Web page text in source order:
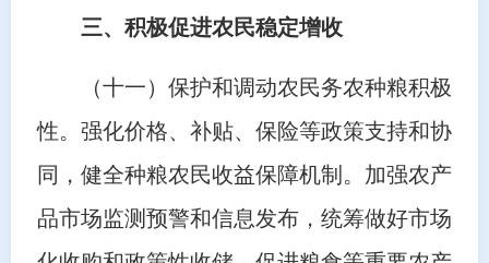
三、积极促进农民稳定增收
（十一）保护和调动农民务农种粮积极
性。强化价格、补贴、保险等政策支持和协
同，健全种粮农民收益保障机制。加强农产
品市场监测预警和信息发布，统筹做好市场